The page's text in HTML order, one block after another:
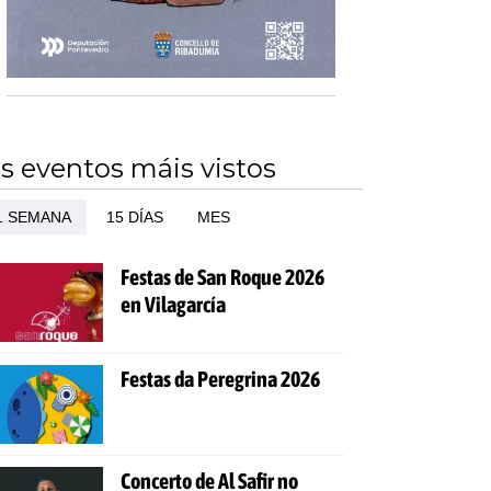
eventos máis vistos
SEMANA 15 DÍAS MES
Festas de San Roque 2026
en Vilagarcía
Festas da Peregrina 2026
Concerto de Al Safir no